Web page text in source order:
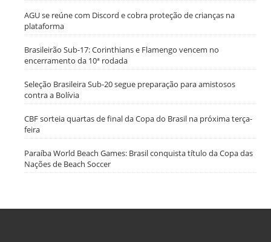
AGU se reúne com Discord e cobra proteção de crianças na
plataforma
Brasileirão Sub-17: Corinthians e Flamengo vencem no
encerramento da 10ª rodada
Seleção Brasileira Sub-20 segue preparação para amistosos
contra a Bolívia
CBF sorteia quartas de final da Copa do Brasil na próxima terça-
feira
Paraíba World Beach Games: Brasil conquista título da Copa das
Nações de Beach Soccer